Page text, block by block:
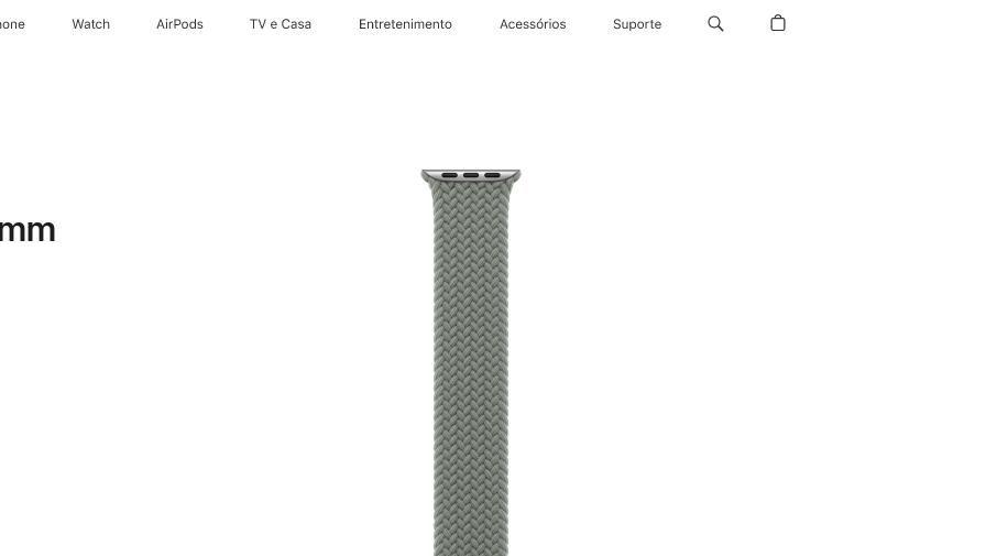
Watch AirPods TV e Casa Entretenimento Acessórios Suporte